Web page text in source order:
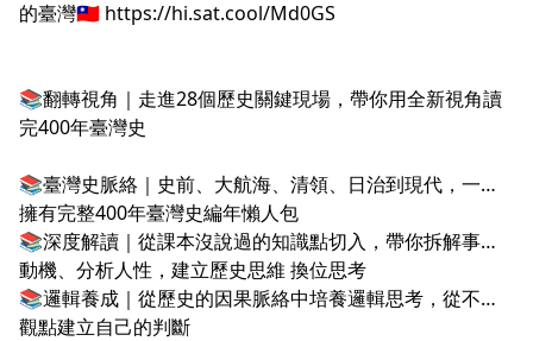
的臺灣🇹🇼 https://hi.sat.cool/Md0GS
📚翻轉視角｜走進28個歷史關鍵現場，帶你用全新視角讀
完400年臺灣史
📚臺灣史脈絡｜史前、大航海、清領、日治到現代，一次
擁有完整400年臺灣史編年懶人包
📚深度解讀｜從課本沒說過的知識點切入，帶你拆解事件
動機、分析人性，建立歷史思維 換位思考
📚邏輯養成｜從歷史的因果脈絡中培養邏輯思考，從不同
觀點建立自己的判斷